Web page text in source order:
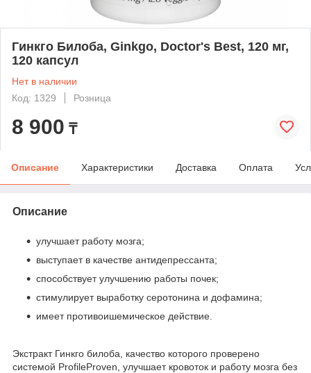
Гинкго Билоба, Ginkgo, Doctor's Best, 120 мг,
120 капсул
Нет в наличии
Код: 1329
Розница
8 900 ₸
Описание Характеристики Доставка Оплата
Описание
улучшает работу мозга;
выступает в качестве антидепрессанта;
способствует улучшению работы почек;
стимулирует выработку серотонина и дофамина;
имеет противоишемическое действие.
Экстракт Гинкго билоба, качество которого проверено
системой ProfileProven, улучшает кровоток и работу мозга без